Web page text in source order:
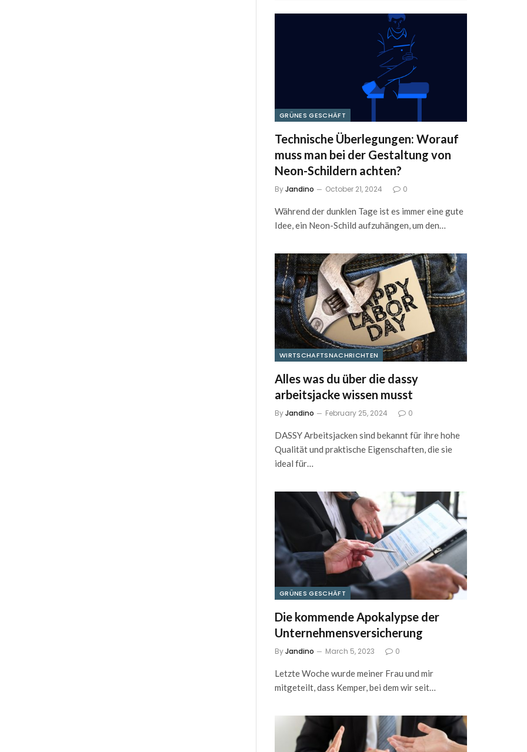
GRÜNES GESCHÄFT
Technische Überlegungen: Worauf
muss man bei der Gestaltung von
Neon-Schildern achten?
ByJandino October 21, 2024 0
Während der dunklen Tage ist es immer eine gute
Idee, ein Neon-Schild aufzuhängen, um den…
WIRTSCHAFTSNACHRICHTEN
Alles was du über die dassy
arbeitsjacke wissen musst
ByJandino February 25, 2024 0
DASSY Arbeitsjacken sind bekannt für ihre hohe
Qualität und praktische Eigenschaften, die sie
ideal für…
GRÜNES GESCHÄFT
Die kommende Apokalypse der
Unternehmensversicherung
ByJandino March 5, 2023 0
Letzte Woche wurde meiner Frau und mir
mitgeteilt, dass Kemper, bei dem wir seit…